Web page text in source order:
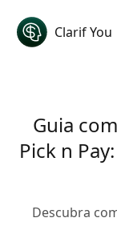
Clarif You
Guia
Pick n
Descubra